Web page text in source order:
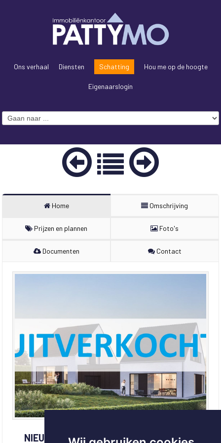
Ons verhaal Diensten Schatting Hou me op de hoogte
Eigenaarslogin
Home Omschrijving
Prijzen en plannen Foto's
Documenten Contact
NIEUWBOUWWONINGEN KRUISSTRAAT |